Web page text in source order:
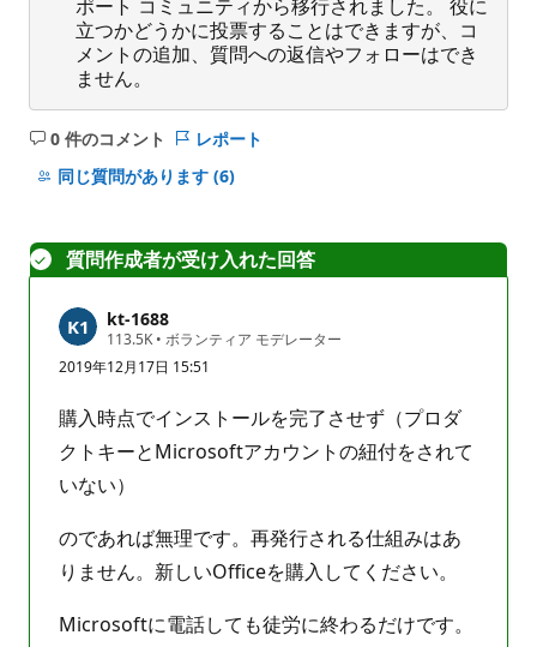
ポート コミュニティから移行されました。 役に
立つかどうかに投票することはできますが、コ
メントの追加、質問への返信やフォローはでき
ません。
0 件のコメント
コ
メ
は
あ
ま
せ
ん
レポート
同じ質問があります (6)
質問作成者が受け入れた回答
kt-1688
113.5K 評
価
の
イ
ン
ト
• ボランティア モデレーター
2019年12月17日 15:51
購入時点でインストールを完了させず（プロダ
クトキーとMicrosoftアカウントの紐付をされて
いない）
のであれば無理です。再発行される仕組みはあ
りません。新しいOfficeを購入してください。
Microsoftに電話しても徒労に終わるだけです。